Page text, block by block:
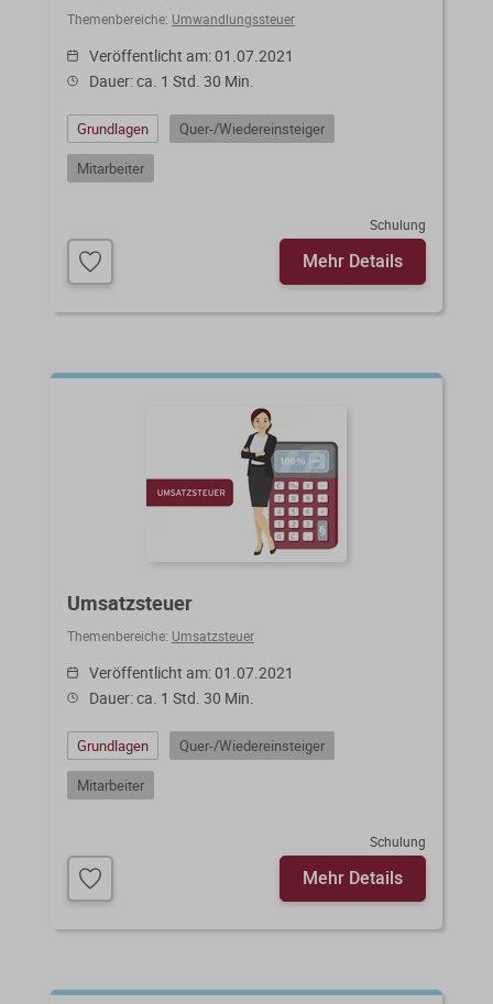
Themenbereiche: Umwandlungssteuer
Veröffentlicht am: 01.07.2021
Dauer: ca. 1 Std. 30 Min.
Grundlagen
Quer-/Wiedereinsteiger
Mitarbeiter
Schulung
Mehr Details
Umsatzsteuer
Themenbereiche: Umsatzsteuer
Veröffentlicht am: 01.07.2021
Dauer: ca. 1 Std. 30 Min.
Grundlagen
Quer-/Wiedereinsteiger
Mitarbeiter
Schulung
Mehr Details